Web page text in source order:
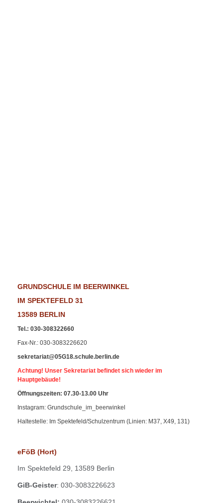
GRUNDSCHULE IM BEERWINKEL
IM SPEKTEFELD 31
13589 BERLIN
Tel.: 030-308322660
Fax-Nr.: 030-3083226620
sekretariat@05G18.schule.berlin.de
Achtung! Unser Sekretariat befindet sich wieder im
Hauptgebäude!
Öffnungszeiten: 07.30-13.00 Uhr
Instagram: Grundschule_im_beerwinkel
Haltestelle: Im Spektefeld/Schulzentrum (Linien: M37, X49, 131)
eFöB (Hort)
Im Spektefeld 29, 13589 Berlin
GiB-Geister: 030-3083226623